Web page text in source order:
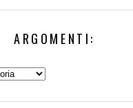
ARGOMENTI: